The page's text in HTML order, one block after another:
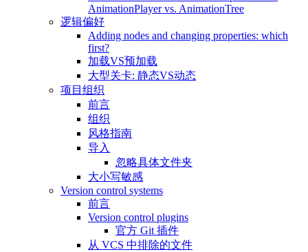
AnimationPlayer vs. AnimationTree
逻辑偏好
Adding nodes and changing properties: which
first?
加载VS预加载
大型关卡: 静态VS动态
项目组织
前言
组织
风格指南
导入
忽略具体文件夹
大小写敏感
Version control systems
前言
Version control plugins
官方 Git 插件
从 VCS 中排除的文件